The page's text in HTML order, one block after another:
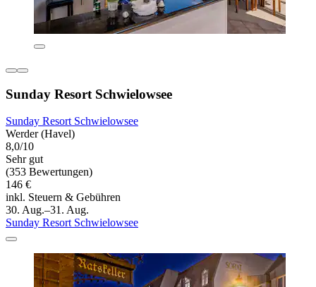
Sunday Resort Schwielowsee
Sunday Resort Schwielowsee
Werder (Havel)
8,0/10
Sehr gut
(353 Bewertungen)
146 €
inkl. Steuern & Gebühren
30. Aug.–31. Aug.
Sunday Resort Schwielowsee